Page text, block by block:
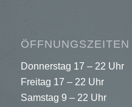
ÖFFNUNGSZEITEN
Donnerstag 17 – 22 Uhr
Freitag 17 – 22 Uhr
Samstag 9 – 22 Uhr